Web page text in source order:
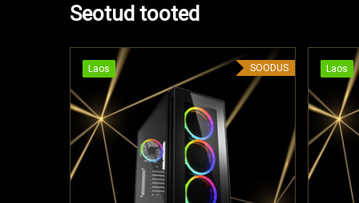
Seotud tooted
SOODUS
Laos
Laos Laos
Laos